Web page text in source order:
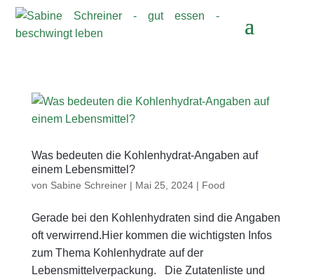
Was bedeuten die Kohlenhydrat-Angaben auf
einem Lebensmittel?
von Sabine Schreiner| Mai 25, 2024| Food
Gerade bei den Kohlenhydraten sind die Angaben
oft verwirrend.Hier kommen die wichtigsten Infos
zum Thema Kohlenhydrate auf der
Lebensmittelverpackung. Die Zutatenliste und